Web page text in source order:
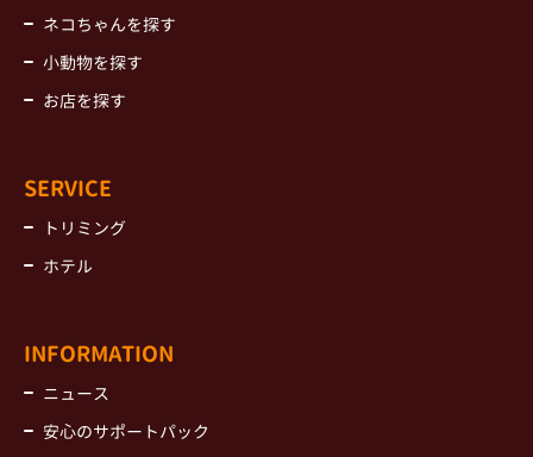
ネコちゃんを探す
小動物を探す
お店を探す
SERVICE
トリミング
ホテル
INFORMATION
ニュース
安心のサポートパック